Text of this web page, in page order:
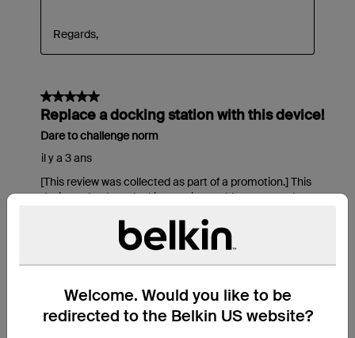
Welcome. Would you like to be
redirected to the Belkin US website?